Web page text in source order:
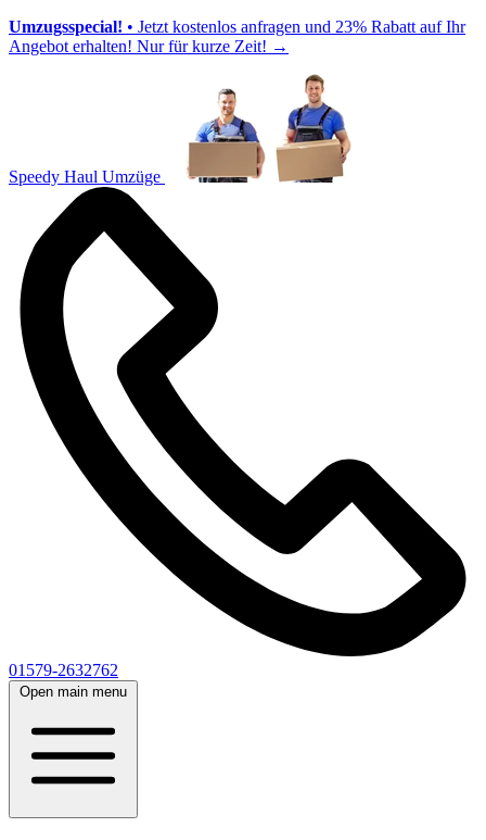
Umzugsspecial! • Jetzt kostenlos anfragen und 23% Rabatt auf Ihr
Angebot erhalten! Nur für kurze Zeit! →
Speedy Haul Umzüge
01579-2632762
Open main menu